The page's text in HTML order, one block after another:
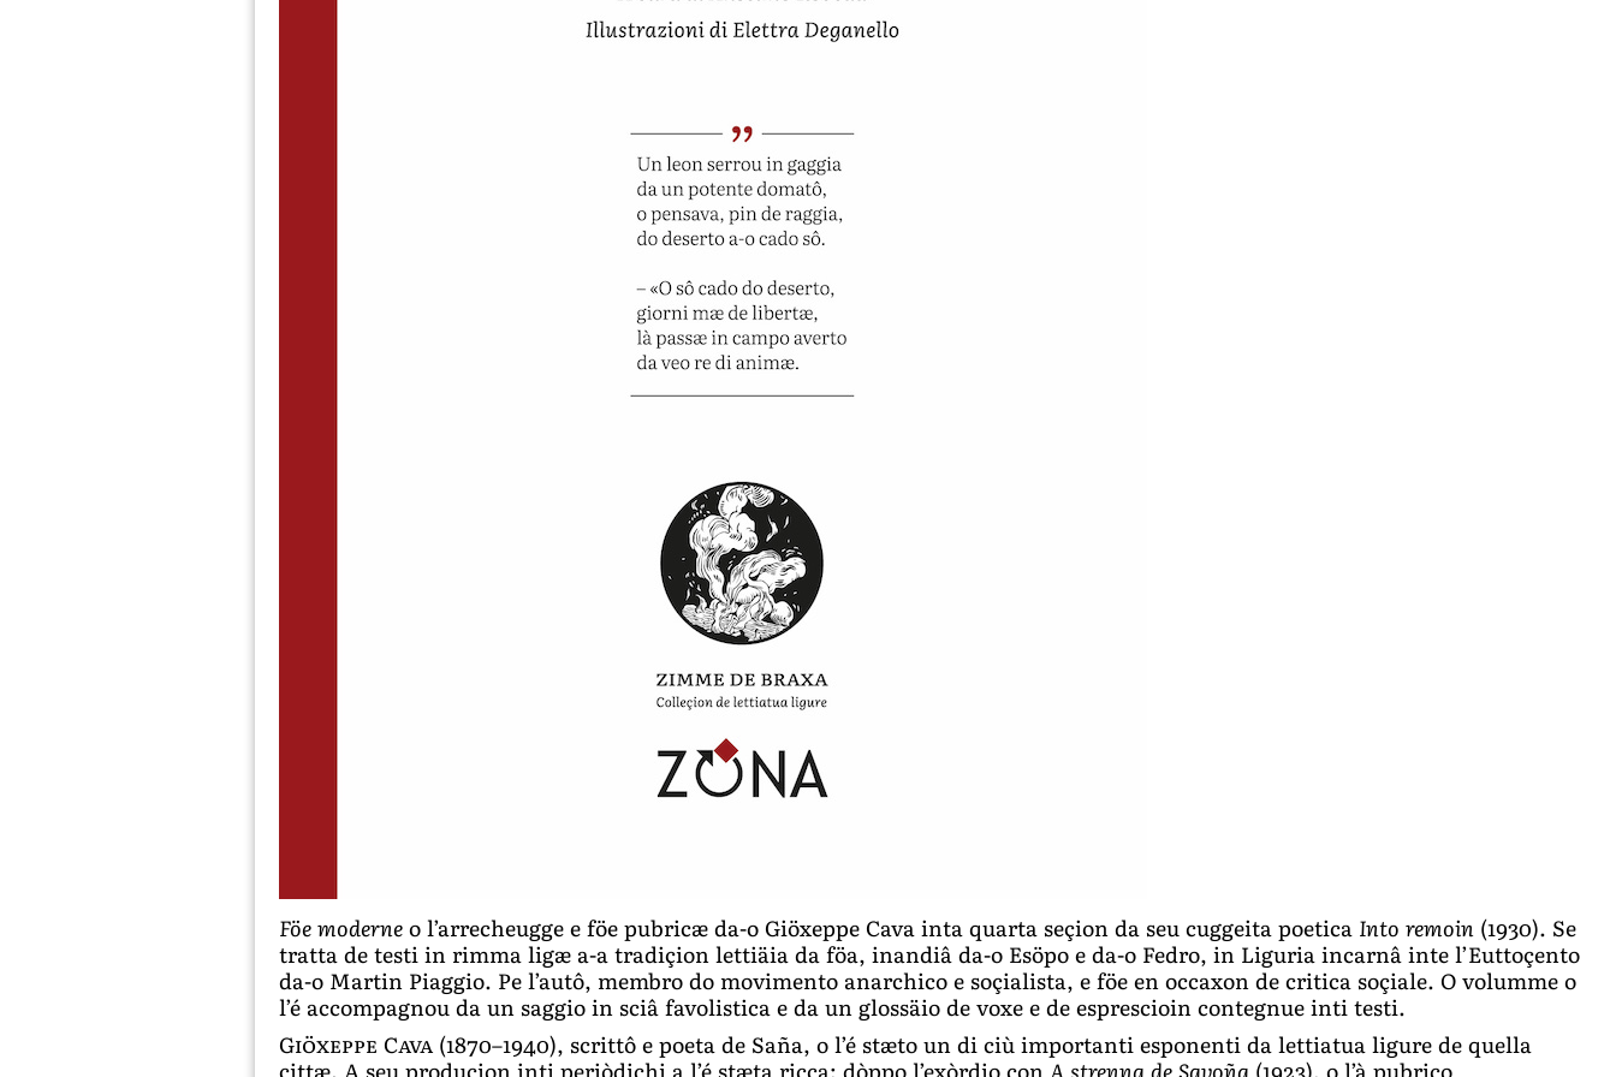
Föe moderneo l’arrecheugge e föe pubricæ da-o Giöxeppe Cava inta quarta seçion da seu cuggeita poetica Into remoin (1930). Se
tratta de testi in rimma ligæ a-a tradiçion lettiäia da föa, inandiâ da-o Esöpo e da-o Fedro, in Liguria incarnâ inte l’Euttoçento
da-o Martin Piaggio. Pe l’autô, membro do movimento anarchico e soçialista, e föe en occaxon de critica soçiale. O volumme o
l’é accompagnou da un saggio in sciâ favolistica e da un glossäio de voxe e de esprescioin contegnue inti testi.
Giöxeppe Cava (1870–1940), scrittô e poeta de Saña, o l’é stæto un di ciù importanti esponenti da lettiatua ligure de quella
çittæ. A seu produçion inti periòdichi a l’é stæta ricca; dòppo l’exòrdio con A strenna de Savoña (1923), o l’à pubrico